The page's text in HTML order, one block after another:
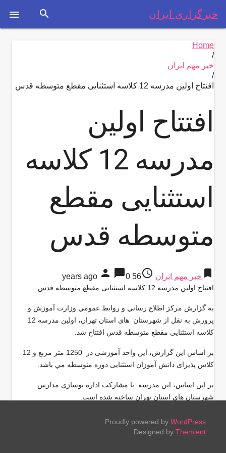
 خبرگزاری ایران search
Home
/
خبر مهم ایران
/
افتتاح اولین مدرسه 12 کلاسه استثنایی مقطع متوسطه قدس
افتتاح اولین
مدرسه 12 کلاسه
استثنایی مقطع
متوسطه قدس
bookmark خبر مهم ایران access_time
56 years ago
person chat_bubble0
افتتاح اولین مدرسه 12 کلاسه استثنایی مقطع متوسطه قدس
به گزارش مركز اطلاع رساني و روابط عمومي وزارت آموزش و
پرورش به نقل از شهرستان های استان تهران، اولین مدرسه 12
کلاسه استثنایی مقطع متوسطه قدس افتتاح شد.
بر اساس اين گزارش، این واحد آموزشی در 1250 متر مربع و 12
کلاس پذیرای دانش آموزان استثنایی دوره متوسطه مي باشد.
بر اين اساس، اين مدرسه با مشارکت اداره نوسازی مدارس
شهرستان های استان تهران ساخته شده است.
افتتاح اولین مدرسه
Proudly powered by WordPress
Designed by Themient